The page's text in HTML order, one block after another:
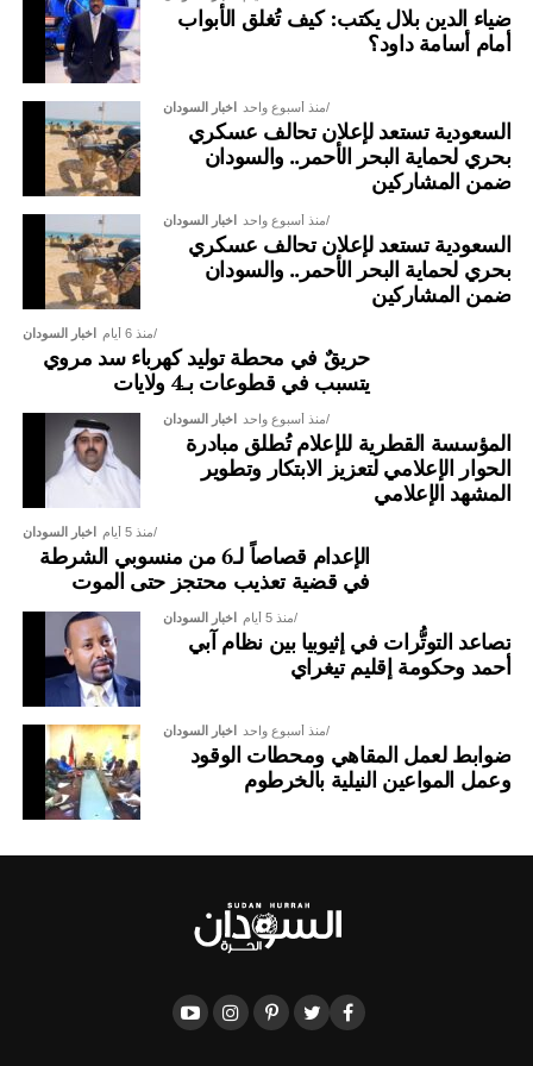
شراء الأسلحة التي تقتل السودانيين.
ضياء الدين بلال يكتب: كيف تُغلق الأبواب
أمام أسامة داود؟
اخبار السودان منذ أسبوع واحد
السعودية تستعد لإعلان تحالف عسكري
بحري لحماية البحر الأحمر.. والسودان
ضمن المشاركين
اخبار السودان منذ أسبوع واحد
السعودية تستعد لإعلان تحالف عسكري
بحري لحماية البحر الأحمر.. والسودان
ضمن المشاركين
اخبار السودان منذ 6 أيام
حريقٌ في محطة توليد كهرباء سد مروي
يتسبب في قطوعات بـ4 ولايات
اخبار السودان منذ أسبوع واحد
المؤسسة القطرية للإعلام تُطلق مبادرة
الحوار الإعلامي لتعزيز الابتكار وتطوير
المشهد الإعلامي
اخبار السودان منذ 5 أيام
الإعدام قصاصاً لـ6 من منسوبي الشرطة
في قضية تعذيب محتجز حتى الموت
اخبار السودان منذ 5 أيام
تصاعد التوتُّرات في إثيوبيا بين نظام آبي
أحمد وحكومة إقليم تيغراي
اخبار السودان منذ أسبوع واحد
ضوابط لعمل المقاهي ومحطات الوقود
وعمل المواعين النيلية بالخرطوم